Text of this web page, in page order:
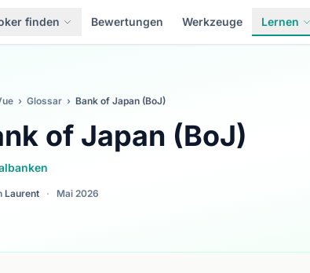
finden Bewertungen Werkzeuge Lernen
› Glossar › Bank of Japan (BoJ)
of Japan (BoJ)
Laurent · Mai 2026